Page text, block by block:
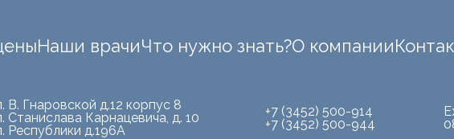
Наши врачиЧто нужно знать?О компании
В. Гнаровской д.12 корпус 8
Станислава Карнацевича, д. 10
Республики д.196А
+7 (3452) 500-914
+7 (3452) 500-944